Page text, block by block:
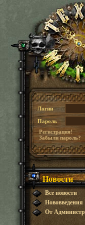
Логин
Пароль
Регистрация!
Забыли пароль?
Новости
Все новости
Нововведения
От